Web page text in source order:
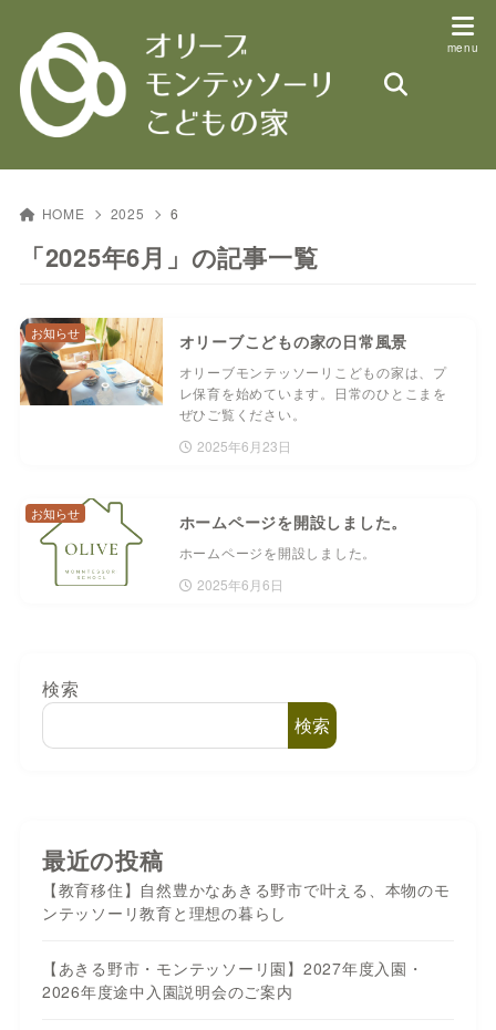
HOME 2025 6
「2025年6月」の記事一覧
オリーブこどもの家の日常風景
オリーブモンテッソーリこどもの家は、プ
レ保育を始めています。日常のひとこまを
ぜひご覧ください。
2025年6月23日
お知らせ
ホームページを開設しました。
ホームページを開設しました。
2025年6月6日
お知らせ
検索
検索
最近の投稿
【教育移住】自然豊かなあきる野市で叶える、本物のモ
ンテッソーリ教育と理想の暮らし
【あきる野市・モンテッソーリ園】2027年度入園・
2026年度途中入園説明会のご案内